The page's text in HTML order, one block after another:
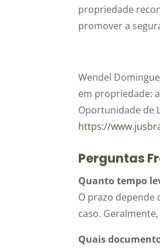
propriedade
promover a
Wendel
em propriedade:
Oportunidade de
https://
Perguntas
Quanto tempo
O prazo depende
caso.
Quais